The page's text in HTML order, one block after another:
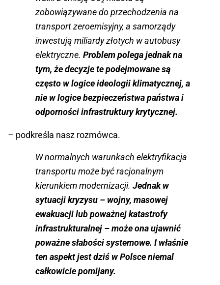
zobowiązywane do przechodzenia na
transport zeroemisyjny, a samorządy
inwestują miliardy złotych w autobusy
elektryczne. Problem polega jednak na
tym, że decyzje te podejmowane są
często w logice ideologii klimatycznej, a
nie w logice bezpieczeństwa państwa i
odporności infrastruktury krytycznej.
– podkreśla nasz rozmówca.
W normalnych warunkach elektryfikacja
transportu może być racjonalnym
kierunkiem modernizacji. Jednak w
sytuacji kryzysu – wojny, masowej
ewakuacji lub poważnej katastrofy
infrastrukturalnej – może ona ujawnić
poważne słabości systemowe. I właśnie
ten aspekt jest dziś w Polsce niemal
całkowicie pomijany.